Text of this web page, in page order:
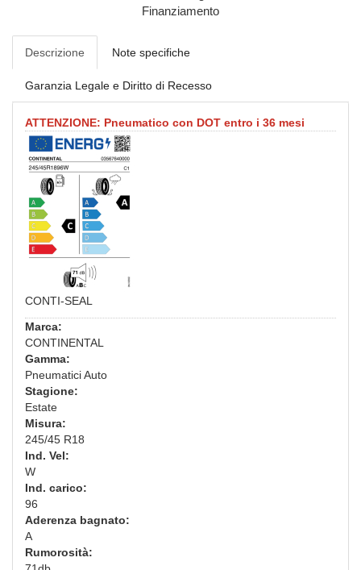
Finanziamento
Descrizione Note specifiche
Garanzia Legale e Diritto di Recesso
ATTENZIONE: Pneumatico con DOT entro i 36 mesi
CONTI-SEAL
Marca:
CONTINENTAL
Gamma:
Pneumatici Auto
Stagione:
Estate
Misura:
245/45 R18
Ind. Vel:
W
Ind. carico:
96
Aderenza bagnato:
A
Rumorosità: